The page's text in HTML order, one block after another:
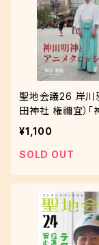
聖地会議26 岸川
田神社 権禰宜）「
とアニメクロッシン
¥1,100
SOLD OUT